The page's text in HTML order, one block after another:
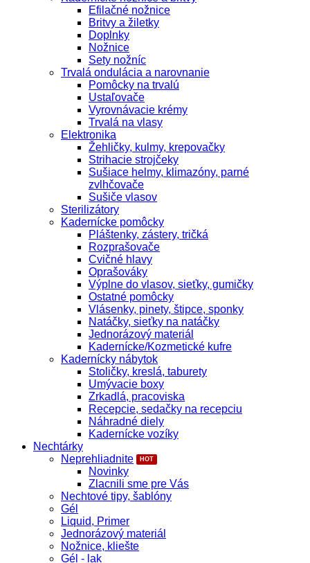
Efilačné nožnice
Britvy a žiletky
Doplnky
Nožnice
Sety nožníc
Trvalá ondulácia a narovnanie
Pomôcky na trvalú
Ustaľovače
Vyrovnávacie krémy
Trvalá na vlasy
Elektronika
Žehličky, kulmy, krepovačky
Strihacie strojčeky
Sušiace helmy, klimazóny, parné
zvlhčovače
Sušiče vlasov
Sterilizátory
Kadernícke pomôcky
Pláštenky, zástery, tričká
Rozprašovače
Cvičné hlavy
Oprašováky
Výplne do vlasov, sieťky, gumičky
Ostatné pomôcky
Vlásenky, pinety, štipce, sponky
Natáčky, sieťky na natáčky
Jednorázový materiál
Kadernícke/Kozmetické kufre
Kadernícky nábytok
Stoličky, kreslá, taburety
Umývacie boxy
Zrkadlá, pracoviska
Recepcie, sedačky na recepciu
Náhradné diely
Kadernícke vozíky
Nechtárky
Neprehliadnite
Novinky
Zlacnili sme pre Vás
Nechtové tipy, šablóny
Gél
Liquid, Primer
Jednorázový materiál
Nožnice, kliešte
Gél - lak